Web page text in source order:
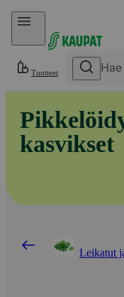
Hyppää sisältöön
Tuotteet
kasvikset
Leikatut